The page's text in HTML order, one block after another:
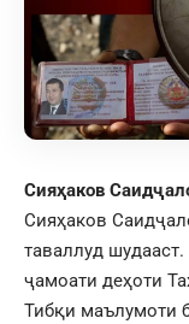
Сияҳаков
Сияҳаков
таваллуд
ҷамоати деҳоти
Тибқи маълумоти